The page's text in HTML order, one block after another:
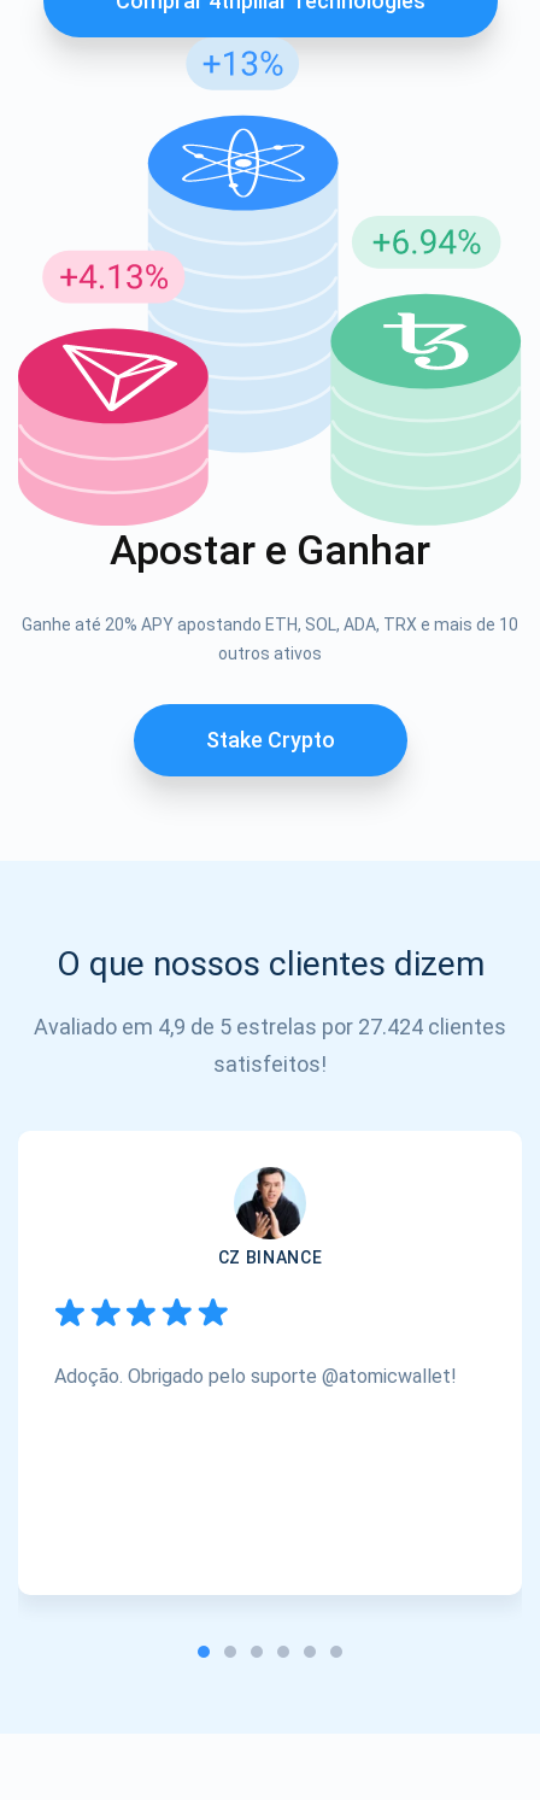
Apostar e Ganhar
Ganhe até 20% APY apostando ETH, SOL, ADA, TRX e mais de 10
outros ativos
Stake Crypto
O que nossos clientes dizem
Avaliado em 4,9 de 5 estrelas por 27.424 clientes
satisfeitos!
CZ BINANCE
Adoção. Obrigado pelo suporte @atomicwallet!
1000.000
Atomic
SE
support@atomicwallet.io
Confira nosso YouTube
Inscreva-se para atualizações
Seja o primeiro a receber as últimas atualizações do
projeto e guias de criptografia
Se inscrever